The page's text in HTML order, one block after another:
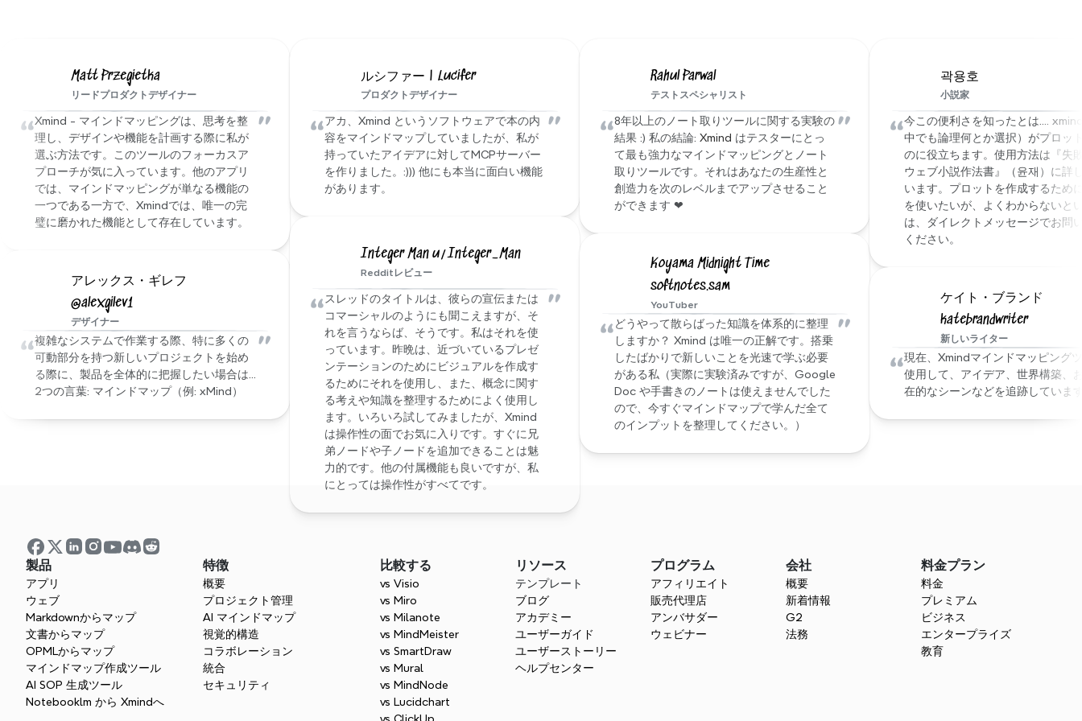
して、マインドマップを共有する場合でも、
ローカルに保存する場合でも、ファイルを保
Matt Przegietka
リードプロダクトデザイナー
“Xmind - マインドマッピングは、思考を整
理し、デザインや機能を計画する際に私が
選ぶ方法です。このツールのフォーカスア
プローチが気に入っています。他のアプリ
では、マインドマッピングが単なる機能の
一つである一方で、Xmindでは、唯一の完
璧に磨かれた機能として存在しています。
"
アレックス・ギレフ
@alexgilev1
デザイナー
“複雑なシステムで作業する際、特に多くの
可動部分を持つ新しいプロジェクトを始め
る際に、製品を全体的に把握したい場合は…
2つの言葉: マインドマップ（例: xMind）
"
ルシファー | Lucifer
プロダクトデザイナー
“アカ、Xmind というソフトウェアで本の内
容をマインドマップしていましたが、私が
持っていたアイデアに対してMCPサーバー
を作りました。:))) 他にも本当に面白い機能
があります。
"
Integer Man u/Integer_Man
Redditレビュー
“ スレッドのタイトルは、彼らの宣伝または
コマーシャルのようにも聞こえますが、そ
れを言うならば、そうです。私はそれを使
っています。昨晩は、近づいているプレゼ
ンテーションのためにビジュアルを作成す
るためにそれを使用し、また、概念に関す
る考えや知識を整理するためによく使用し
ます。いろいろ試してみましたが、Xmind
は操作性の面でお気に入りです。すぐに兄
弟ノードや子ノードを追加できることは魅
力的です。他の付属機能も良いですが、私
にとっては操作性がすべてです。
"
Rahul Parwal
テストスペシャリスト
“8年以上のノート取りツールに関する実験の
結果 :) 私の結論: Xmind はテスターにとっ
て最も強力なマインドマッピングとノート
取りツールです。それはあなたの生産性と
創造力を次のレベルまでアップさせること
ができます ❤
"
Koyama Midnight Time
softnotes.sam
YouTuber
“ どうやって散らばった知識を体系的に整理
しますか？ Xmind は唯一の正解です。搭乗
したばかりで新しいことを光速で学ぶ必要
がある私（実際に実験済みですが、Google
Doc や手書きのノートは使えませんでした
ので、今すぐマインドマップで学んだ全て
のインプットを整理してください。）
"
곽용호
小説家
“今この便利さを知ったとは....
中でも論理何とか選択）がプロッ
のに役立ちます。使用方法は『失
ウェブ小説作法書』（윤재）に詳
います。プロットを作成するため
を使いたいが、よくわからないと
は、ダイレクトメッセージでお問
ください。
ケイト・ブランド
katebrandwriter
新しいライター
“現在、Xmindマインドマッピング
使用して、アイデア、世界構築、
在的なシーンなどを追跡していま
今日からマインドマッピングを始めましょう
製品
アプリ
ウェブ
Markdownからマップ
文書からマップ
OPMLからマップ
マインドマップ作成ツール
AI SOP 生成ツール
Notebooklm から Xmindへ
特徴
概要
プロジェクト管理
AI マインドマップ
視覚的構造
コラボレーション
統合
セキュリティ
比較する
vs Visio
vs Miro
vs Milanote
vs MindMeister
vs SmartDraw
vs Mural
vs MindNode
vs Lucidchart
vs ClickUp
リソース
テンプレート
ブログ
アカデミー
ユーザーガイド
ユーザーストーリー
ヘルプセンター
プログラム
アフィリエイト
販売代理店
アンバサダー
ウェビナー
会社
概要
新着情報
G2
法務
料金プラン
料金
プレミアム
ビジネス
エンタープライズ
教育